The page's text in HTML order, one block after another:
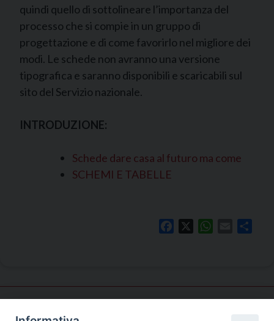
quindi quello di sottolineare l’importanza del
processo che si compie in un gruppo di
progettazione e di come favorirlo nel migliore dei
modi. Le schede non avranno una versione
tipografica e saranno disponibili e scaricabili sul
sito del Servizio nazionale.
INTRODUZIONE:
Schede dare casa al futuro ma come
SCHEMI E TABELLE
Facebook WhatsApp
Email